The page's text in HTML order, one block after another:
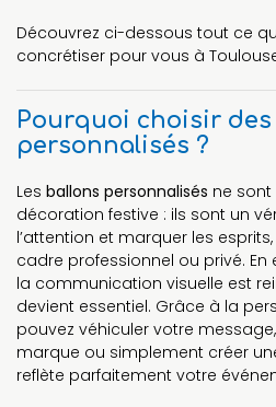
Découvrez ci-dessous tout ce
concrétiser pour vous à
Pourquoi choisir
personnalisés ?
Les ballons personnalisés ne
décoration festive : ils sont un
l’attention et marquer les
cadre professionnel ou privé.
la communication visuelle est
devient essentiel. Grâce à la
pouvez véhiculer votre
marque ou simplement créer
reflète parfaitement votre